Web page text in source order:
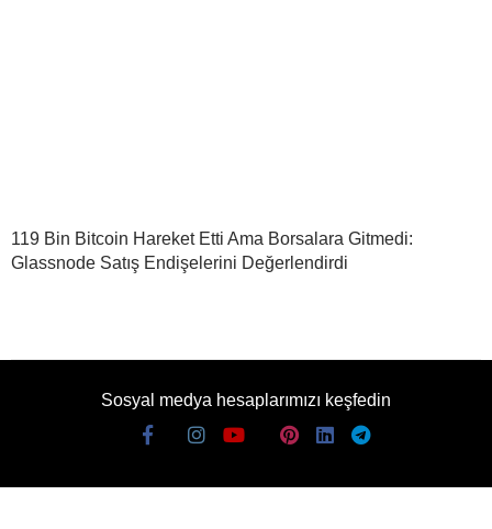
119 Bin Bitcoin Hareket Etti Ama Borsalara Gitmedi:
Glassnode Satış Endişelerini Değerlendirdi
Sosyal medya hesaplarımızı keşfedin